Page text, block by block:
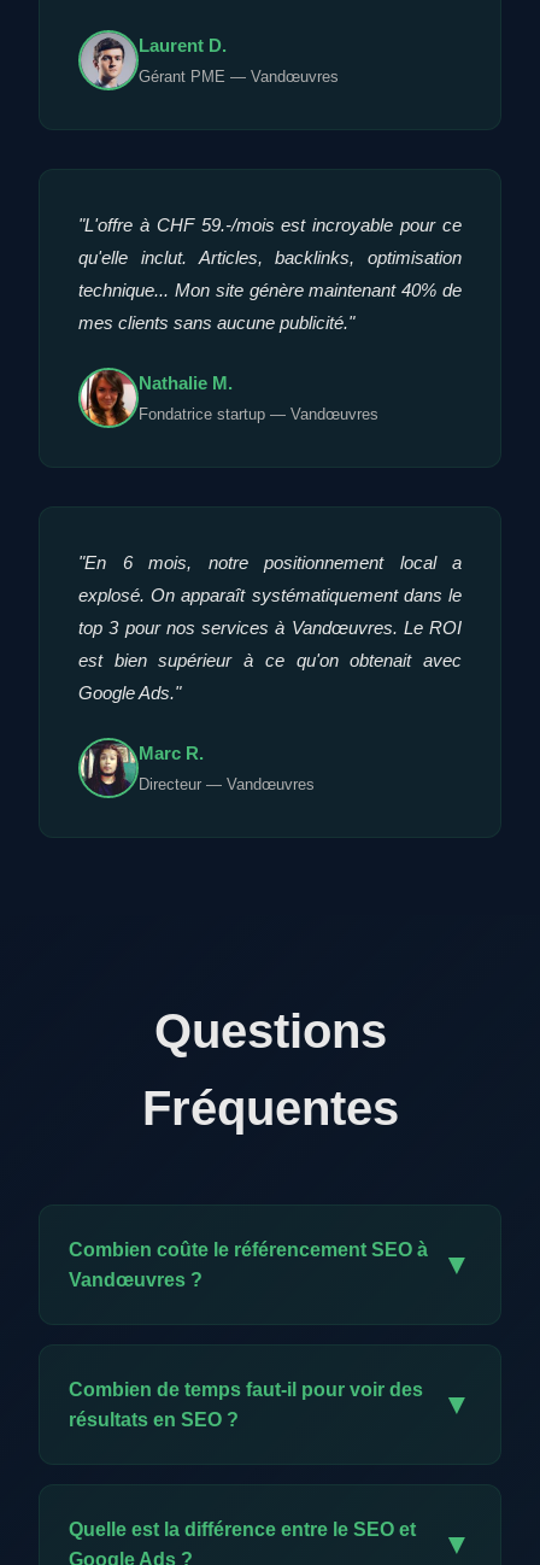
Laurent D.
Gérant PME — Vandœuvres
"L'offre à CHF 59.-/mois est incroyable pour ce
qu'elle inclut. Articles, backlinks, optimisation
technique... Mon site génère maintenant 40% de
mes clients sans aucune publicité."
Nathalie M.
Fondatrice startup — Vandœuvres
"En 6 mois, notre positionnement local a
explosé. On apparaît systématiquement dans le
top 3 pour nos services à Vandœuvres. Le ROI
est bien supérieur à ce qu'on obtenait avec
Google Ads."
Marc R.
Directeur — Vandœuvres
Questions
Fréquentes
Combien coûte le référencement SEO à
Vandœuvres ?
▼
Notre offre exclusive est à CHF 59.-/mois. Elle
audit, optimisation technique, création de
Combien de temps faut-il pour voir des
résultats en SEO ?
▼
Les premiers résultats apparaissent
à la publicité, le SEO construit un actif durable :
Quelle est la différence entre le SEO et
Google Ads ?
▼